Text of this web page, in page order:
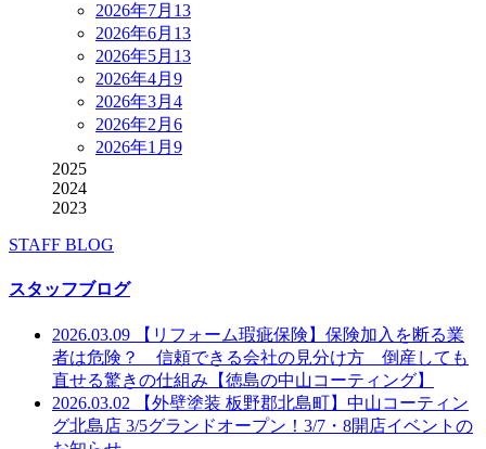
2026年7月 13
2026年6月 13
2026年5月 13
2026年4月 9
2026年3月 4
2026年2月 6
2026年1月 9
2025
2024
2023
STAFF BLOG
スタッフブログ
2026.03.09
【リフォーム瑕疵保険】保険加入を断る業
者は危険？ 信頼できる会社の見分け方 倒産しても
直せる驚きの仕組み【徳島の中山コーティング】
2026.03.02
【外壁塗装 板野郡北島町】中山コーティン
グ北島店 3/5グランドオープン！3/7・8開店イベントの